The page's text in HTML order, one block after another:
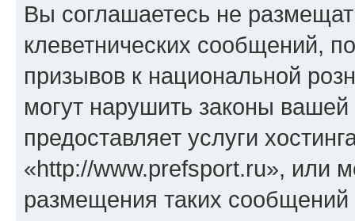
Вы соглашаетесь не
клеветнических сообщений,
призывов к национальной
могут нарушить законы
предоставляет услуги
«http://www.prefsport.ru», или
размещения таких